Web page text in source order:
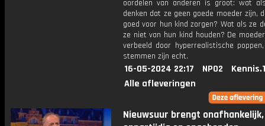
oordelen van anderen is groot: wat
denken dat ze geen goede moeder zijn,
goed voor hun kind zorgen? Wat als ze
ze niet van hun kind houden? De
verbeeld door hyperrealistische
stemmen zijn echt.
16-05-2024 22:17 NPO2
Alle afleveringen
Nieuwsuur brengt onafhankelijk,